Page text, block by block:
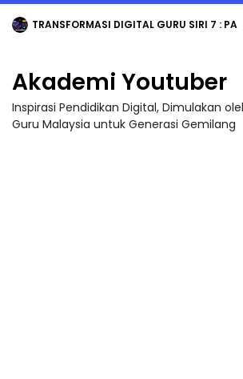
TRANSFORMASI DIGITAL GURU SIRI 7 : PAHLAWAN DIGITAL PENYELAMAT DUNIA
Akademi Youtuber
Inspirasi Pendidikan Digital, Dimulakan
Guru Malaysia untuk Generasi Gemilang